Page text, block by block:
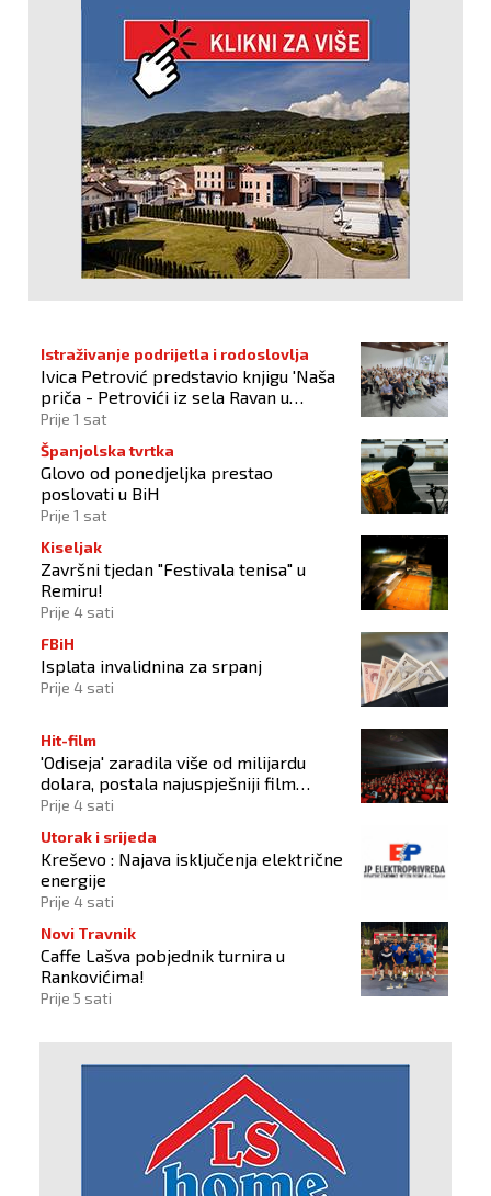
Istraživanje podrijetla i rodoslovlja
Ivica Petrović predstavio knjigu 'Naša
priča - Petrovići iz sela Ravan u
Busovači'
Prije 1 sat
Španjolska tvrtka
Glovo od ponedjeljka prestao
poslovati u BiH
Prije 1 sat
Kiseljak
Završni tjedan "Festivala tenisa" u
Remiru!
Prije 4 sati
FBiH
Isplata invalidnina za srpanj
Prije 4 sati
Hit-film
'Odiseja' zaradila više od milijardu
dolara, postala najuspješniji film
Christophera Nolana
Prije 4 sati
Utorak i srijeda
Kreševo : Najava isključenja električne
energije
Prije 4 sati
Novi Travnik
Caffe Lašva pobjednik turnira u
Rankovićima!
Prije 5 sati